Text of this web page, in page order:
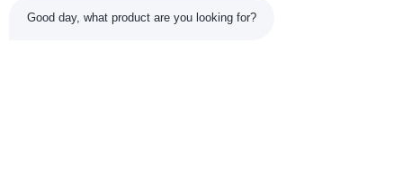
structure métallique
métallique
Good day, what product are you looking for?